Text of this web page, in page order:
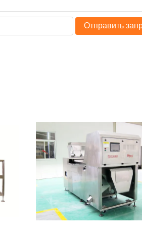
Отправить